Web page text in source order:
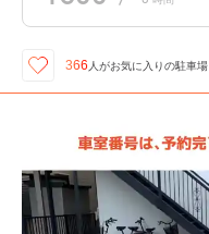
366 人がお気に入りの駐車場